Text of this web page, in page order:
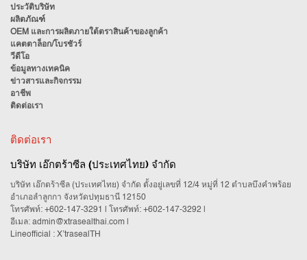
ประวัติบริษัท
ผลิตภัณฑ์
OEM และการผลิตภายใต้ตราสินค้าของลูกค้า
แคตตาล็อก/โบรชัวร์
วีดีโอ
ข้อมูลทางเทคนิค
ข่าวสารและกิจกรรม
อาชีพ
ติดต่อเรา
ติดต่อเรา
บริษัท เอ๊กตร้าซีล (ประเทศไทย) จำกัด
บริษัท เอ๊กตร้าซีล (ประเทศไทย) จำกัด ตั้งอยู่เลขที่ 12/4 หมู่ที่ 12 ตำบลบึงคำพร้อย
อำเภอลำลูกกา จังหวัดปทุมธานี 12150
โทรศัพท์: +602-147-3291 | โทรศัพท์: +602-147-3292
อีเมล: admin@xtrasealthai.com
Lineofficial : X’trasealTH